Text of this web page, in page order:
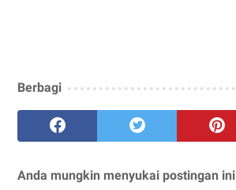
Berbagi
Anda mungkin menyukai postingan ini